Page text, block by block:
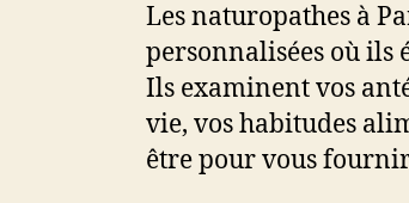
Les naturopathes à
personnalisées où ils
Ils examinent vos
vie, vos habitudes
être pour vous